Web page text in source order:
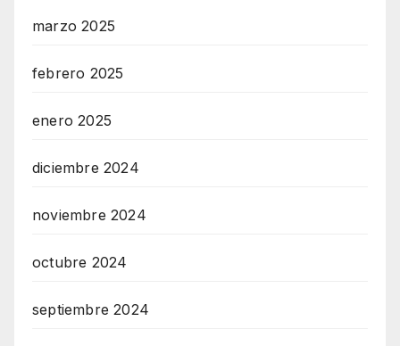
marzo 2025
febrero 2025
enero 2025
diciembre 2024
noviembre 2024
octubre 2024
septiembre 2024